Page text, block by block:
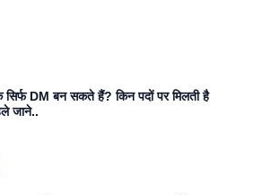
सिर्फ DM बन सकते हैं? किन पदों पर मिलती है
जाने..